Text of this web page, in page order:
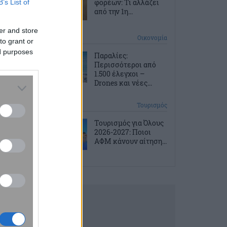
List of
and store
grant or
purposes
φορέων: Τι αλλάζει
από την 1η...
Οικονομία
Παραλίες:
Περισσότεροι από
1.500 έλεγχοι –
Drones και νέες...
Τουρισμός
Τουρισμός για Όλους
2026-2027: Ποιοι
ΑΦΜ κάνουν αίτηση...